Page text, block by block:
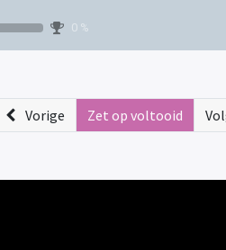
0 %
Vorige Zet op voltooid